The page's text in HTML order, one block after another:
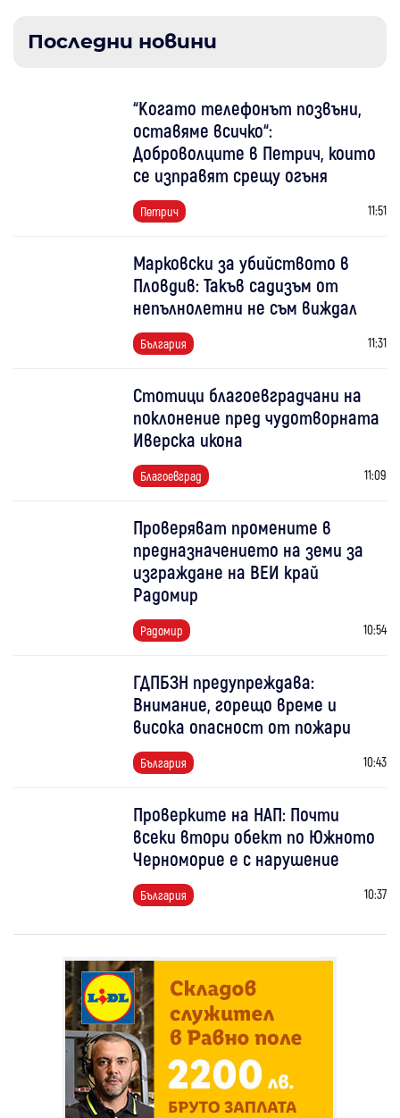
Последни новини
“Когато телефонът позвъни,
оставяме всичко“:
Доброволците в Петрич, които
се изправят срещу огъня
Петрич 11:51
Марковски за убийството в
Пловдив: Такъв садизъм от
непълнолетни не съм виждал
България 11:31
Стотици благоевградчани на
поклонение пред чудотворната
Иверска икона
Благоевград 11:09
Проверяват промените в
предназначението на земи за
изграждане на ВЕИ край
Радомир
Радомир 10:54
ГДПБЗН предупреждава:
Внимание, горещо време и
висока опасност от пожари
България 10:43
Проверките на НАП: Почти
всеки втори обект по Южното
Черноморие е с нарушение
България 10:37